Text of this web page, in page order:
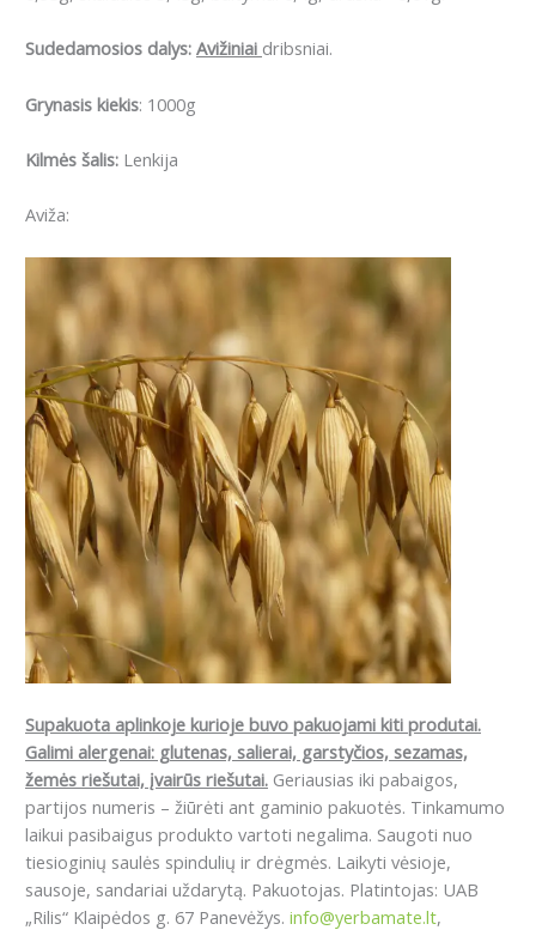
Sudedamosios dalys: Avižiniai dribsniai.
Grynasis kiekis: 1000g
Kilmės šalis: Lenkija
Aviža:
Supakuota aplinkoje kurioje buvo pakuojami kiti produtai.
Galimi alergenai: glutenas, salierai, garstyčios, sezamas,
žemės riešutai, įvairūs riešutai. Geriausias iki pabaigos,
partijos numeris – žiūrėti ant gaminio pakuotės. Tinkamumo
laikui pasibaigus produkto vartoti negalima. Saugoti nuo
tiesioginių saulės spindulių ir drėgmės. Laikyti vėsioje,
sausoje, sandariai uždarytą. Pakuotojas. Platintojas: UAB
„Rilis“ Klaipėdos g. 67 Panevėžys. info@yerbamate.lt,